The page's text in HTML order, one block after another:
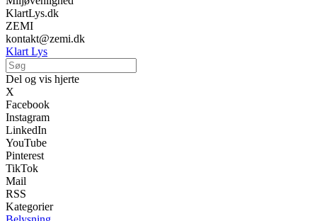
KlartLys.dk
ZEMI
kontakt@zemi.dk
Klart Lys
Del og vis hjerte
X
Facebook
Instagram
LinkedIn
YouTube
Pinterest
TikTok
Mail
RSS
Kategorier